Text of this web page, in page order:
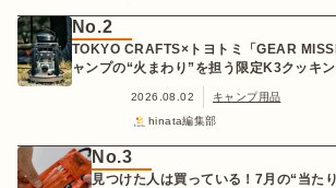
No.2
TOKYO CRAFTS×トヨトミ「GEAR
ャンプの“火まわり”を担う限定K3クッキ
2026.08.02
キャンプ用品
hinata編集部
No.3
見つけた人は買っている！7月の“当た